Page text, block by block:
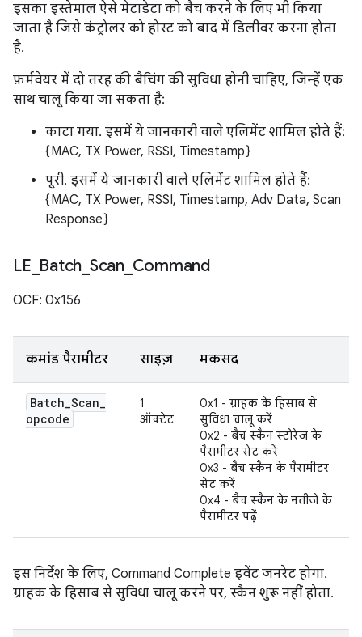
इसका इस्तेमाल ऐसे मेटाडेटा को बैच करने के लिए भी किया
जाता है जिसे कंट्रोलर को होस्ट को बाद में डिलीवर करना होता
है.
फ़र्मवेयर में दो तरह की बैचिंग की सुविधा होनी चाहिए, जिन्हें एक
साथ चालू किया जा सकता है:
काटा गया. इसमें ये जानकारी वाले एलिमेंट शामिल होते हैं:
{MAC, TX Power, RSSI, Timestamp}
पूरी. इसमें ये जानकारी वाले एलिमेंट शामिल होते हैं:
{MAC, TX Power, RSSI, Timestamp, Adv Data, Scan
Response}
LE Batch Scan_ Command
OCF: 0x156
कमांड पैरामीटर साइज़ मकसद
Batch_Scan_
opcode
1
ऑक्टेट
0x1 - ग्राहक के हिसाब से
सुविधा चालू करें
0x2 - बैच स्कैन स्टोरेज के
पैरामीटर सेट करें
0x3 - बैच स्कैन के पैरामीटर
सेट करें
0x4 - बैच स्कैन के नतीजे के
पैरामीटर पढ़ें
इस निर्देश के लिए, Command Complete इवेंट जनरेट होगा.
ग्राहक के हिसाब से सुविधा चालू करने पर, स्कैन शुरू नहीं होता.